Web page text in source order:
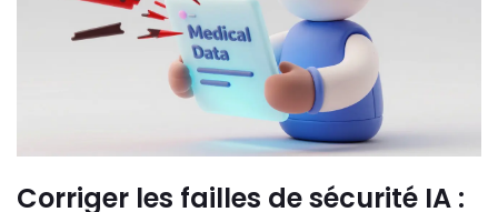
Corriger les failles de sécurité IA :